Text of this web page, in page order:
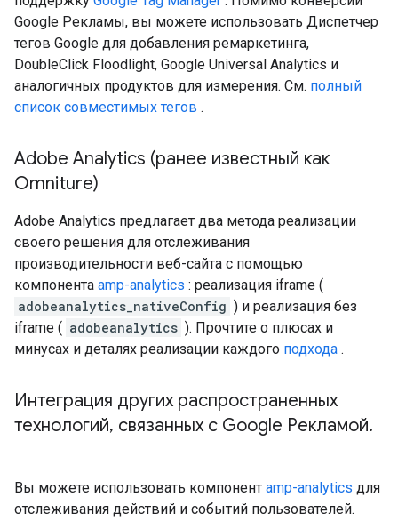
Google Рекламы, вы можете использовать Диспетчер
тегов Google для добавления ремаркетинга,
DoubleClick Floodlight, Google Universal Analytics и
аналогичных продуктов для измерения. См. полный
список совместимых тегов .
Adobe Analytics (ранее известный как
Omniture)
Adobe Analytics предлагает два метода реализации
своего решения для отслеживания
производительности веб-сайта с помощью
компонента amp-analytics : реализация iframe (
adobeanalytics_nativeConfig ) и реализация без
iframe ( adobeanalytics ). Прочтите о плюсах и
минусах и деталях реализации каждого подхода .
Интеграция других распространенных
технологий, связанных с Google Рекламой.
Вы можете использовать компонент amp-analytics для
отслеживания действий и событий пользователей.